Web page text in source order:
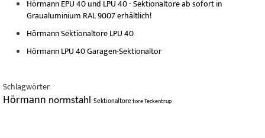
Hörmann EPU 40 und LPU 40 - Sektionaltore ab sofort in
Graualuminium RAL 9007 erhältlich!
Hörmann Sektionaltore LPU 40
Hörmann LPU 40 Garagen-Sektionaltor
Schlagwörter
Hörmann normstahl SektionaltoretoreTeckentrup